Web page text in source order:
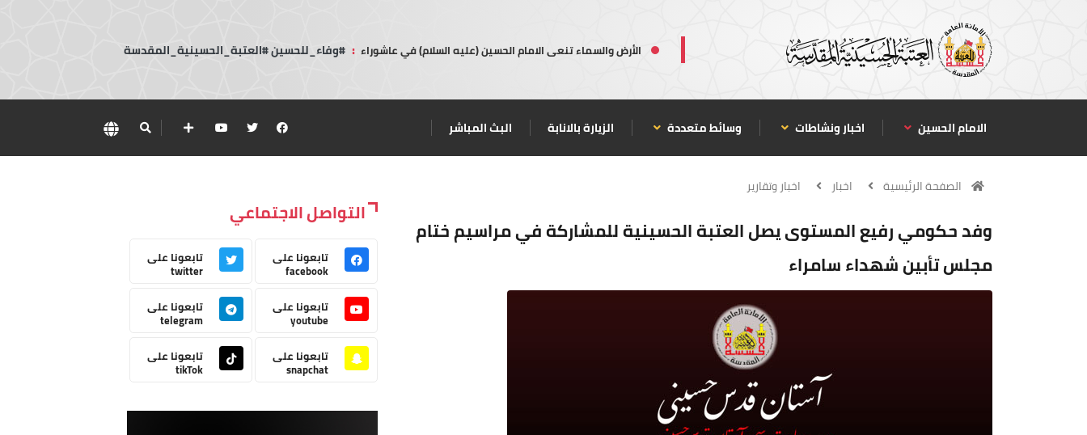
الأرض والسماء تنعى الامام الحسين (عليه السلام) في عاشوراء : #وفاء_للحسين #العتبة_الحسينية_المقدسة
الامام الحسين اخبار ونشاطات وسائط متعددة الزيارة بالانابة البث المباشر
الصفحة الرئيسية اخبار اخبار وتقارير
وفد حكومي رفيع المستوى يصل العتبة الحسينية للمشاركة في مراسيم ختام
مجلس تأبين شهداء سامراء
التواصل الاجتماعي
تابعونا على
facebook
تابعونا على
twitter
تابعونا على
youtube
تابعونا على
telegram
تابعونا على
snapchat
تابعونا على
tikTok